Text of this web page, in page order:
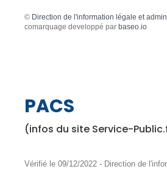
© Direction de l'information légale et
comarquage developpé par baseo.io
PACS
(infos du site Service-
Vérifié le 09/12/2022 - Direction de